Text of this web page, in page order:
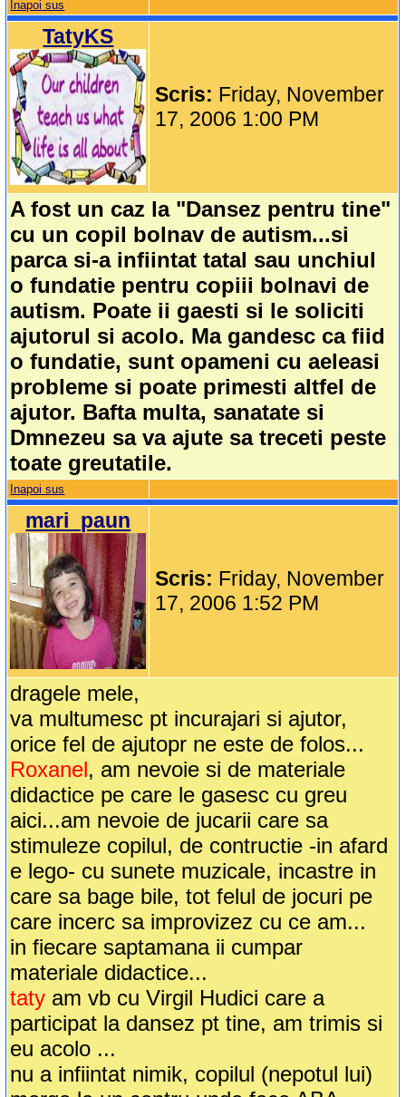
Inapoi sus
TatyKS
Scris: Friday, November
17, 2006 1:00 PM
A fost un caz la "Dansez pentru tine"
cu un copil bolnav de autism...si
parca si-a infiintat tatal sau unchiul
o fundatie pentru copiii bolnavi de
autism. Poate ii gaesti si le soliciti
ajutorul si acolo. Ma gandesc ca fiid
o fundatie, sunt opameni cu aeleasi
probleme si poate primesti altfel de
ajutor. Bafta multa, sanatate si
Dmnezeu sa va ajute sa treceti peste
toate greutatile.
Inapoi sus
mari_paun
Scris: Friday, November
17, 2006 1:52 PM
dragele mele,
va multumesc pt incurajari si ajutor,
orice fel de ajutopr ne este de folos...
Roxanel, am nevoie si de materiale
didactice pe care le gasesc cu greu
aici...am nevoie de jucarii care sa
stimuleze copilul, de contructie -in afard
e lego- cu sunete muzicale, incastre in
care sa bage bile, tot felul de jocuri pe
care incerc sa improvizez cu ce am...
in fiecare saptamana ii cumpar
materiale didactice...
taty am vb cu Virgil Hudici care a
participat la dansez pt tine, am trimis si
eu acolo ...
nu a infiintat nimik, copilul (nepotul lui)